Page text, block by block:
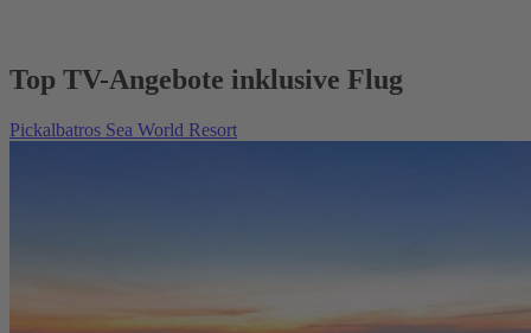
Top TV-Angebote inklusive Flug
Pickalbatros Sea World Resort